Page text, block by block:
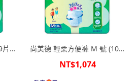
x6
尚美德 輕柔方便褲 M 號 (10片
NT$1,074